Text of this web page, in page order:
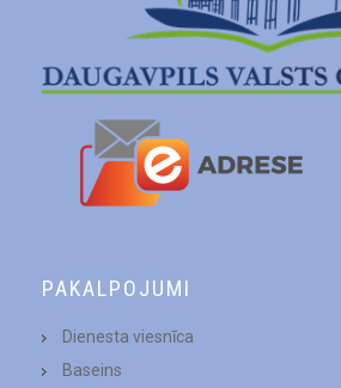
PAKALPOJUMI
Dienesta viesnīca
Baseins